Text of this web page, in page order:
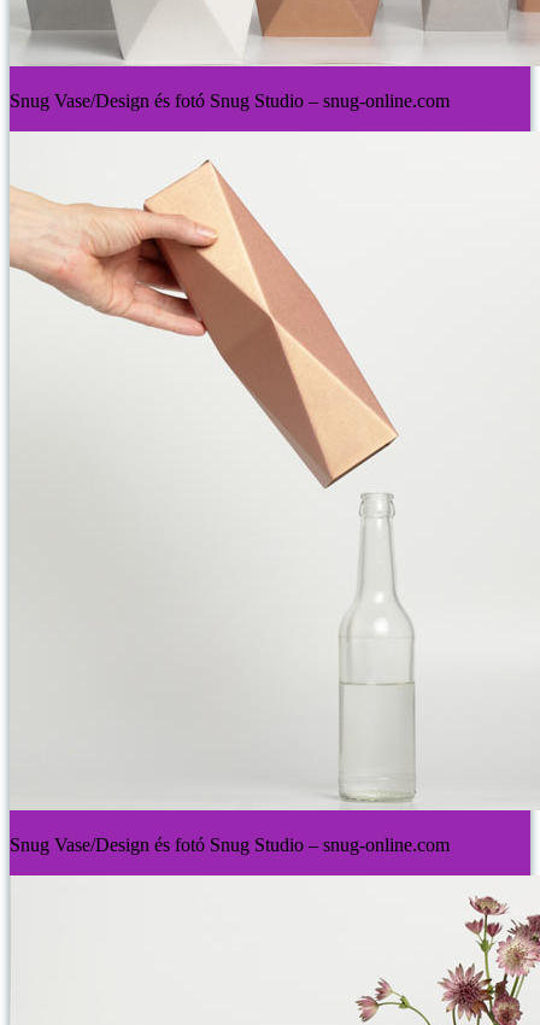
Snug Vase/Design és fotó Snug Studio – snug-online.com
Snug Vase/Design és fotó Snug Studio – snug-online.com